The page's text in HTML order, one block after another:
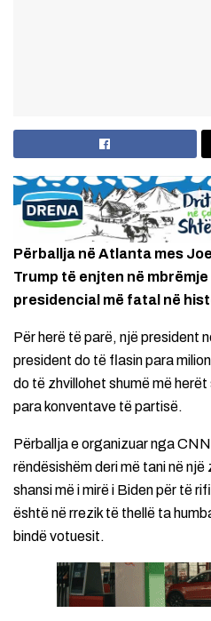
Përballja në Atlanta mes
Trump të enjten në
presidencial më fatal në
Për herë të parë, një president
president do të flasin para
do të zhvillohet shumë më
para konventave të partisë.
Përballja e organizuar nga
rëndësishëm deri më tani në
shansi më i mirë i Biden për të
është në rrezik të thellë ta
bindë votuesit.